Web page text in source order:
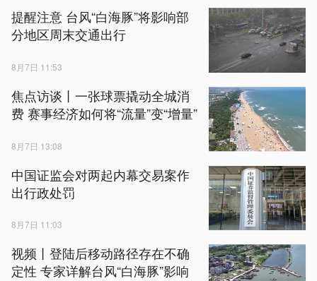
提醒注意 台风“白海豚”将影响部
分地区周末交通出行
8月7日 11:53
焦点访谈丨一张球票撬动全城消
费 赛事经济如何将“流量”变“增量”
8月7日 13:08
中国证监会对两起内幕交易案作
出行政处罚
8月7日 11:03
视频丨登陆后移动路径存在不确
定性 专家详解台风“白海豚”影响